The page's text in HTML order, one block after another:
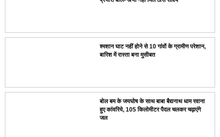
श्मशान घाट नहीं होने से 10 गांवों के ग्रामीण परेशान,
बारिश में रास्ता बना मुसीबत
बोल बम के जयघोष के साथ बाबा बैद्यनाथ धाम रवाना
हुए कांवरिये, 105 किलोमीटर पैदल चलकर चढ़ाएंगे
जल